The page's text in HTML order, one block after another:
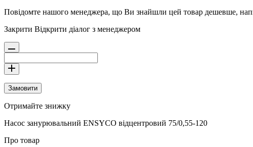
Повідомте нашого менеджера, що Ви знайшли цей товар дешевше,
Закрити Відкрити діалог з менеджером
Замовити
Отримайте знижку
Насос занурювальний ENSYCO відцентровий 75/0,55-120
Про товар